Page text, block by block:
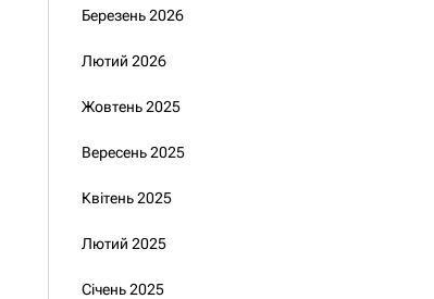
Березень 2026
Лютий 2026
Жовтень 2025
Вересень 2025
Квітень 2025
Лютий 2025
Січень 2025